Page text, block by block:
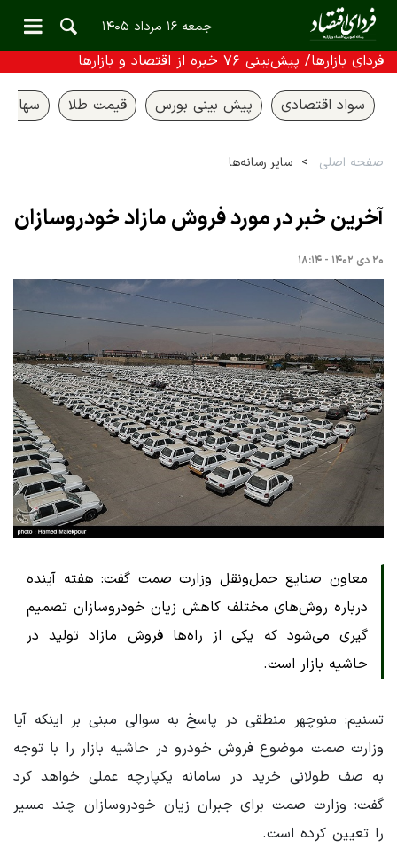
جمعه ۱۶ مرداد ۱۴۰۵
فردای بازارها/ پیش‌بینی ۷۶ خبره از اقتصاد و بازارها
سواد اقتصادی پیش بینی بورس قیمت طلا سهام
صفحه اصلی سایر رسانه‌ها
آخرین خبر در مورد فروش مازاد خودروسازان
۲۰ دی ۱۴۰۲ - ۱۸:۱۴
معاون صنایع حمل‌ونقل وزارت صمت گفت: هفته آینده
درباره روش‌های مختلف کاهش زیان خودروسازان تصمیم
گیری می‌شود که یکی از راه‌ها فروش مازاد تولید در
حاشیه بازار است.
تسنیم: منوچهر منطقی در پاسخ به سوالی مبنی بر اینکه آیا
وزارت صمت موضوع فروش خودرو در حاشیه بازار را با توجه
به صف طولانی خرید در سامانه یکپارچه عملی خواهد کرد
گفت: وزارت صمت برای جبران زیان خودروسازان چند مسیر
را تعیین کرده است.